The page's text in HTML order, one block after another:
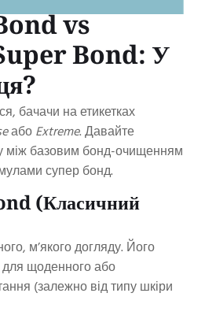
vs
Bond: У
бачачи на етикетках
абоExtreme. Давайте
між базовим бонд-очищенням
супер бонд.
(Класичний
м’якого догляду. Його
щоденного або
(залежно від типу шкіри